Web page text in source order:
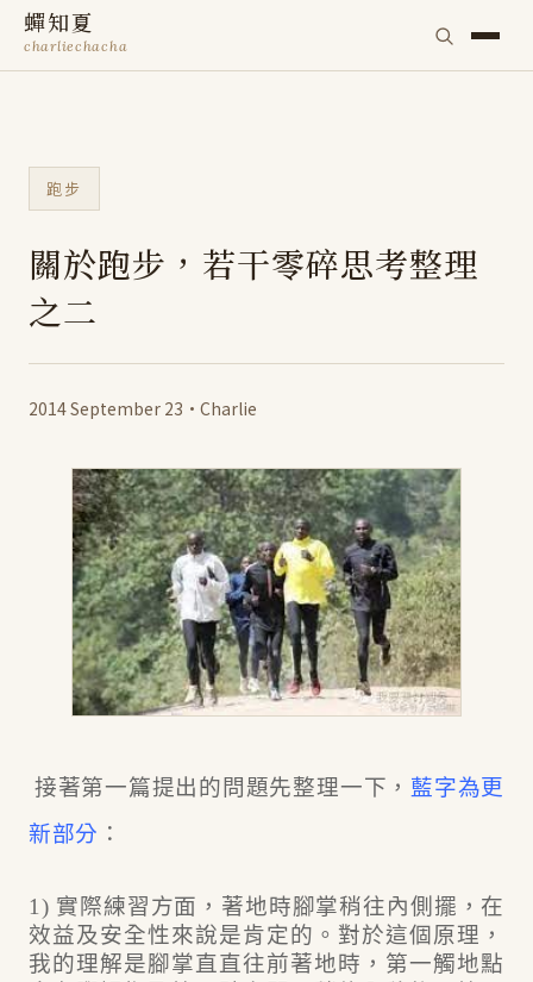
蟬知夏
charliechacha
跑步
關於跑步，若干零碎思考整理
之二
2014 September 23 · Charlie
接著第一篇提出的問題先整理一下， 藍字為更
新部分 ：
1) 實際練習方面，著地時腳掌稍往內側擺，在
效益及安全性來說是肯定的。對於這個原理，
我的理解是腳掌直直往前著地時，第一觸地點